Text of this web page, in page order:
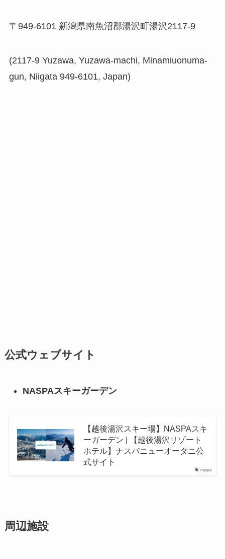
〒949-6101 新潟県南魚沼郡湯沢町湯沢2117-9
(2117-9 Yuzawa, Yuzawa-machi, Minamiuonuma-
gun, Niigata 949-6101, Japan)
公式ウェブサイト
NASPAスキーガーデン
naspa
【越後湯沢スキー場】NASPAスキ
ーガーデン | 【越後湯沢リゾート
ホテル】ナスパニューオータニ公
式サイト
周辺施設